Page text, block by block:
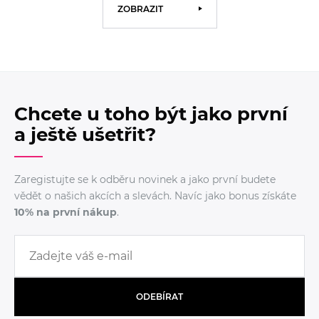
ZOBRAZIT
Chcete u toho být jako první
a ještě ušetřit?
Zaregistujte se k odběru novinek a jako první budete
vědět o našich akcích a slevách. Navíc jako bonus získáte
10% na první nákup.
ODEBÍRAT